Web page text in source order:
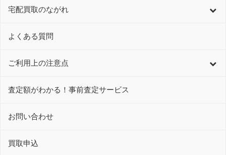
宅配買取のながれ
よくある質問
ご利用上の注意点
査定額がわかる！事前査定サービス
お問い合わせ
買取申込